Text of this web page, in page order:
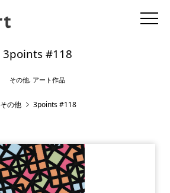
3points #118
その他, アート作品
その他 3points #118